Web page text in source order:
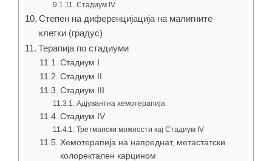
Стадиум IV
Степен на диференцијација на малигните
клетки (градус)
Терапија по стадиуми
Стадиум I
Стадиум II
Стадиум III
Адјувантна хемотерапија
Стадиум IV
Третмански можности кај Стадиум IV
Хемотерапија на напреднат, метастатски
колоректален карцином